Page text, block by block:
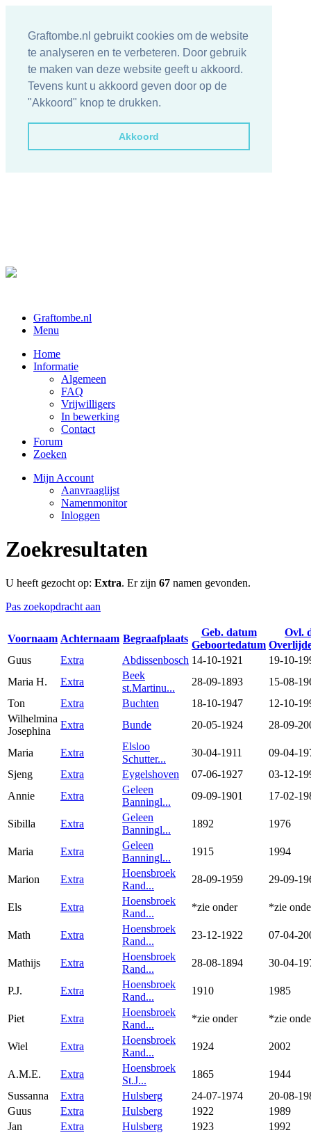
Graftombe.nl gebruikt cookies om de website
te analyseren en te verbeteren. Door gebruik
te maken van deze website geeft u akkoord.
Tevens kunt u akkoord geven door op de
"Akkoord" knop te drukken.
Akkoord
Graftombe.nl
Menu
Home
Informatie
Algemeen
FAQ
Vrijwilligers
In bewerking
Contact
Forum
Zoeken
Mijn Account
Aanvraaglijst
Namenmonitor
Inloggen
Zoekresultaten
U heeft gezocht op: Extra. Er zijn 67 namen gevonden.
Pas zoekopdracht aan
Voornaam Achternaam Begraafplaats
Geb. datum
Geboortedatum
Ovl.
Guus
Extra Abdissenbosch 14-10-1921
19-10-
Maria H.
Extra
Beek
st.Martinu...
28-09-1893
15-08-
Ton
Extra Buchten 18-10-1947
12-10-
Wilhelmina
Josephina
Extra Bunde 20-05-1924 28-09-
Maria Extra
Elsloo
Schutter...
30-04-1911
09-04-
Sjeng
Extra Eygelshoven 07-06-1927
03-12-
Annie
Extra
Geleen
Banningl...
09-09-1901 17-02-
Sibilla Extra
Geleen
Banningl...
1892 1976
Maria Extra
Geleen
Banningl...
1915 1994
Marion Extra
Hoensbroek
Rand...
28-09-1959 29-09-
Els Extra
Hoensbroek
Rand...
*zie onder *zie
Math Extra
Hoensbroek
Rand...
23-12-1922 07-04-
Mathijs Extra
Hoensbroek
Rand...
28-08-1894 30-04-
P.J. Extra
Hoensbroek
Rand...
1910 1985
Piet Extra
Hoensbroek
Rand...
*zie onder *zie
Wiel Extra
Hoensbroek
Rand...
1924 2002
A.M.E. Extra
Hoensbroek
St.J...
1865
1944
Sussanna
Extra Hulsberg 24-07-1974
20-08-
Guus
Extra Hulsberg 1922
1989
Jan
Extra Hulsberg 1923
1992